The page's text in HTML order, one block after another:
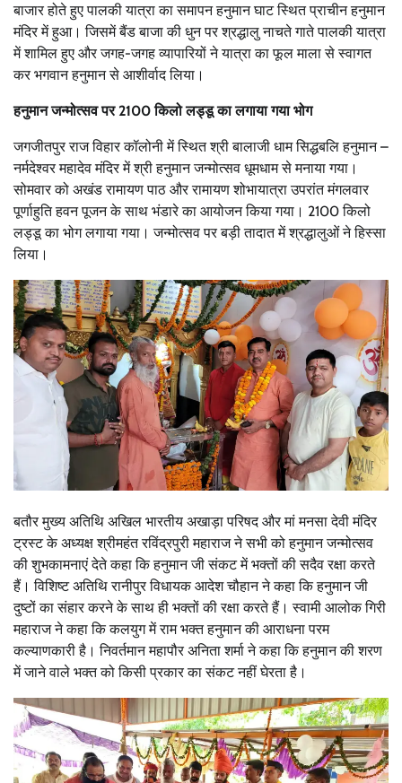
बाजार होते हुए पालकी यात्रा का समापन हनुमान घाट स्थित प्राचीन हनुमान
मंदिर में हुआ। जिसमें बैंड बाजा की धुन पर श्रद्धालु नाचते गाते पालकी यात्रा
में शामिल हुए और जगह-जगह व्यापारियों ने यात्रा का फूल माला से स्वागत
कर भगवान हनुमान से आशीर्वाद लिया।
हनुमान जन्मोत्सव पर 2100 किलो लड्डू का लगाया गया भोग
जगजीतपुर राज विहार कॉलोनी में स्थित श्री बालाजी धाम सिद्धबलि हनुमान –
नर्मदेश्वर महादेव मंदिर में श्री हनुमान जन्मोत्सव धूमधाम से मनाया गया।
सोमवार को अखंड रामायण पाठ और रामायण शोभायात्रा उपरांत मंगलवार
पूर्णाहुति हवन पूजन के साथ भंडारे का आयोजन किया गया। 2100 किलो
लड्डू का भोग लगाया गया। जन्मोत्सव पर बड़ी तादात में श्रद्धालुओं ने हिस्सा
लिया।
बतौर मुख्य अतिथि अखिल भारतीय अखाड़ा परिषद और मां मनसा देवी मंदिर
ट्रस्ट के अध्यक्ष श्रीमहंत रविंद्रपुरी महाराज ने सभी को हनुमान जन्मोत्सव
की शुभकामनाएं देते कहा कि हनुमान जी संकट में भक्तों की सदैव रक्षा करते
हैं। विशिष्ट अतिथि रानीपुर विधायक आदेश चौहान ने कहा कि हनुमान जी
दुष्टों का संहार करने के साथ ही भक्तों की रक्षा करते हैं। स्वामी आलोक गिरी
महाराज ने कहा कि कलयुग में राम भक्त हनुमान की आराधना परम
कल्याणकारी है। निवर्तमान महापौर अनिता शर्मा ने कहा कि हनुमान की शरण
में जाने वाले भक्त को किसी प्रकार का संकट नहीं घेरता है।